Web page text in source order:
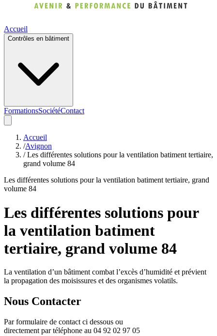
Accueil
Contrôles en bâtiment
FormationsSociétéContact
Accueil
/Avignon
/ Les différentes solutions pour la ventilation batiment tertiaire,
grand volume 84
Les différentes solutions pour la ventilation batiment tertiaire, grand
volume 84
Les différentes solutions pour
la ventilation batiment
tertiaire, grand volume 84
La ventilation d’un bâtiment combat l’excès d’humidité et prévient
la propagation des moisissures et des organismes volatils.
Nous Contacter
Par formulaire de contact ci dessous ou
directement par téléphone au 04 92 02 97 05